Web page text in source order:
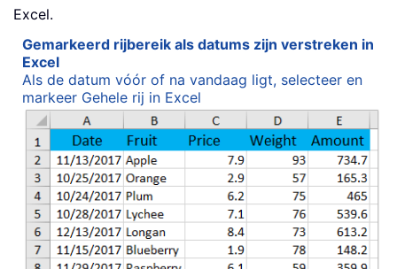
Excel.
Gemarkeerd rijbereik als datums zijn verstreken in
Excel
Als de datum vóór of na vandaag ligt, selecteer en
markeer Gehele rij in Excel